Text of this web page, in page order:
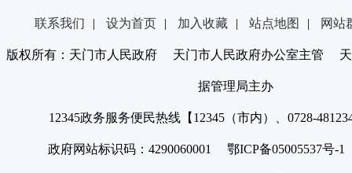
联系我们 | 设为首页 | 加入收藏 | 站点地图 | 网站
版权所有：天门市人民政府 天门市人民政府办公室主管 天
据管理局主办
12345政务服务便民热线【12345（市内）、0728-
政府网站标识码：4290060001 鄂ICP备05005537号